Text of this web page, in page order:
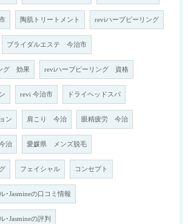
陶肌トリートメント reviハーブピーリング
ブライダルエステ 今治市
グ 効果 reviハーブピーリング 資格
revi 今治市 ドライヘッドスパ
ン 肩こり 今治 眼精疲労 今治
治 愛媛県 メンズ脱毛
フェイシャル コンセプト
･Jasmineの口コミ情報
･Jasmineの評判